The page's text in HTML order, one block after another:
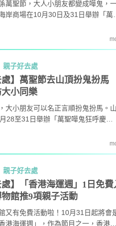
萬聖節，大人小朋友都變成嘩鬼，
岸商場在10月30日及31日舉辦「萬
親子好去處
處】萬聖節去山頂扮鬼扮馬
小同樂
大小朋友可以名正言順扮鬼扮馬。山
28至31日舉辦「萬聖嘩鬼狂呼慶
彩、聽「鬼」蹟故事等，一同玩轉
親子好去處
處】「香港海運週」1日免費
館推9項親子活動
又有免費活動啦！10月31日起將會
港海運週」，作為節目之一，香港海